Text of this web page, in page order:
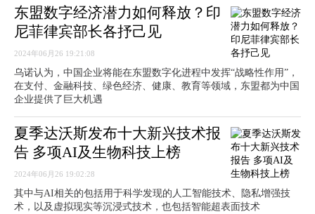
东盟数字经济潜力如何释放？印
尼菲律宾部长各抒己见
2024年06月26 19:21:08
乌诺认为，中国企业将能在东盟数字化进程中发挥“战略性作用”，
在支付、金融科技、绿色经济、健康、教育等领域，东盟都为中国
企业提供了巨大机遇
夏季达沃斯发布十大新兴技术报
告 多项AI及生物科技上榜
2024年06月26 19:02:28
其中与AI相关的包括用于科学发现的人工智能技术、隐私增强技
术，以及虚拟现实等沉浸式技术，也包括智能超表面技术